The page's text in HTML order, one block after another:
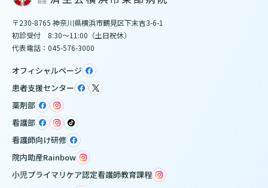
〒230-8765 神奈川県横浜市鶴見区下末吉3-6-1
初診受付 8:30～11:00（土日祝休）
代表電話：045-576-3000
オフィシャルページ
患者支援センター
薬剤部
看護部
看護師向け研修
院内助産Rainbow
小児プライマリケア認定看護師教育課程